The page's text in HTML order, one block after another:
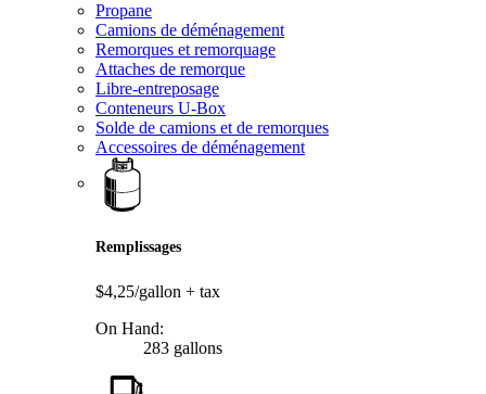
Propane
Camions de déménagement
Remorques et remorquage
Attaches de remorque
Libre-entreposage
Conteneurs U-Box
Solde de camions et de remorques
Accessoires de déménagement
Remplissages
$4,25/gallon + tax
On Hand:
283 gallons